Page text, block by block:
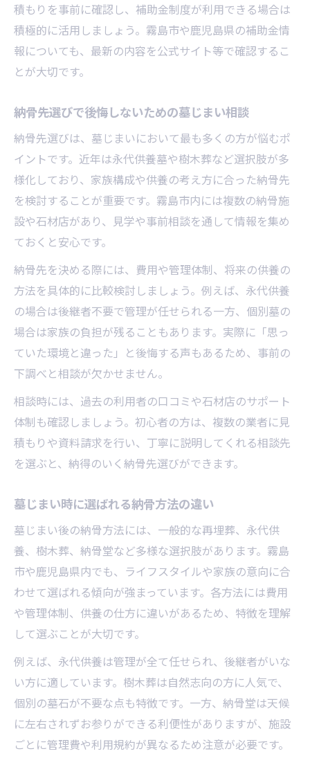
積もりを事前に確認し、補助金制度が利用できる場合は
積極的に活用しましょう。霧島市や鹿児島県の補助金情
報についても、最新の内容を公式サイト等で確認するこ
とが大切です。
納骨先選びで後悔しないための墓じまい相談
納骨先選びは、墓じまいにおいて最も多くの方が悩むポ
イントです。近年は永代供養墓や樹木葬など選択肢が多
様化しており、家族構成や供養の考え方に合った納骨先
を検討することが重要です。霧島市内には複数の納骨施
設や石材店があり、見学や事前相談を通して情報を集め
ておくと安心です。
納骨先を決める際には、費用や管理体制、将来の供養の
方法を具体的に比較検討しましょう。例えば、永代供養
の場合は後継者不要で管理が任せられる一方、個別墓の
場合は家族の負担が残ることもあります。実際に「思っ
ていた環境と違った」と後悔する声もあるため、事前の
下調べと相談が欠かせません。
相談時には、過去の利用者の口コミや石材店のサポート
体制も確認しましょう。初心者の方は、複数の業者に見
積もりや資料請求を行い、丁寧に説明してくれる相談先
を選ぶと、納得のいく納骨先選びができます。
墓じまい時に選ばれる納骨方法の違い
墓じまい後の納骨方法には、一般的な再埋葬、永代供
養、樹木葬、納骨堂など多様な選択肢があります。霧島
市や鹿児島県内でも、ライフスタイルや家族の意向に合
わせて選ばれる傾向が強まっています。各方法には費用
や管理体制、供養の仕方に違いがあるため、特徴を理解
して選ぶことが大切です。
例えば、永代供養は管理が全て任せられ、後継者がいな
い方に適しています。樹木葬は自然志向の方に人気で、
個別の墓石が不要な点も特徴です。一方、納骨堂は天候
に左右されずお参りができる利便性がありますが、施設
ごとに管理費や利用規約が異なるため注意が必要です。